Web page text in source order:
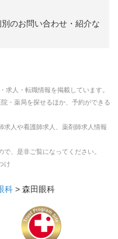
のお問い合わせ・紹介な
求人・転職情報を掲載しています。
・薬局を探せるほか、予約ができる
求人や看護師求人、薬剤師求人情報
、是非ご覧になってください。
け
科 > 森田眼科